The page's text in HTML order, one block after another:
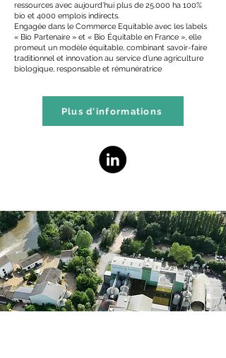
ressources avec aujourd’hui plus de 25.000 ha 100%
bio et 4000 emplois indirects.
Engagée dans le Commerce Equitable avec les labels
« Bio Partenaire » et « Bio Équitable en France », elle
promeut un modèle équitable, combinant savoir-faire
traditionnel et innovation au service d’une agriculture
biologique, responsable et rémunératrice
Plus d'informations